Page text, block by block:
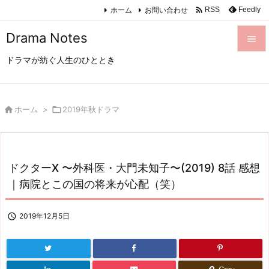
Drama Notes
ドラマが紡ぐ人生のひととき

次へ
検索
ホーム お問い合わせ  RSS Feedly
 ホーム > 2019年秋ドラマ
ドクターX 〜外科医・大門未知子〜(2019) 8話 感想
｜病院とこの国の将来が心配（笑）
 2019年12月5日